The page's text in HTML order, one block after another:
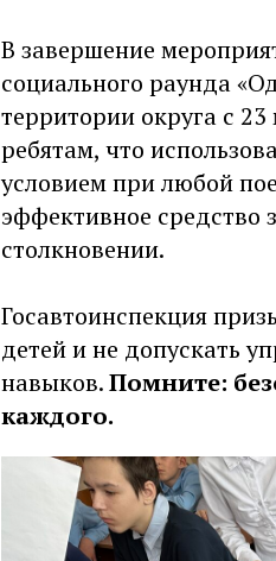
В завершение
социального раунда
территории округа с
ребятам, что
условием при любой
эффективное
столкновении.
Госавтоинспекция
детей и не допускать
навыков.Помните:
каждого.